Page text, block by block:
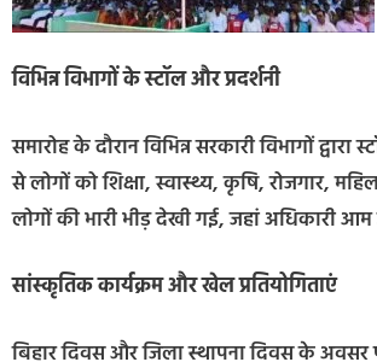
विभिन्न विभागों के स्टॉल और प्रदर्शनी
समारोह के दौरान विभिन्न सरकारी विभागों
से लोगों को शिक्षा, स्वास्थ्य, कृषि, रोजगार,
लोगों की भारी भीड़ देखी गई, जहां अधिकारी
सांस्कृतिक कार्यक्रम और खेल प्रतियोगिताएं
बिहार दिवस और जिला स्थापना दिवस के